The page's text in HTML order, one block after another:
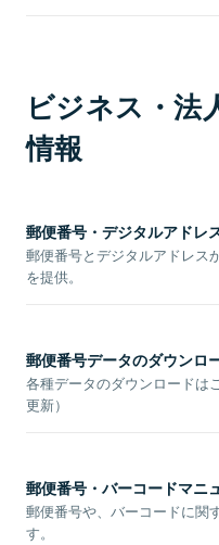
ビジネス・法
情報
郵便番号・デジタルアドレ
郵便番号とデジタルアドレス
を提供。
郵便番号データのダウンロ
各種データのダウンロードは
更新）
郵便番号・バーコードマニ
郵便番号や、バーコードに関
す。